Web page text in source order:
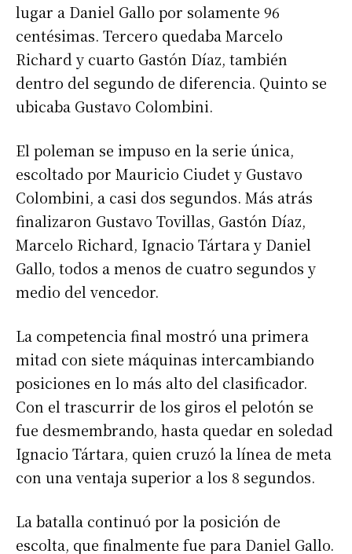
lugar a Daniel Gallo por solamente 96
centésimas. Tercero quedaba Marcelo
Richard y cuarto Gastón Díaz, también
dentro del segundo de diferencia. Quinto se
ubicaba Gustavo Colombini.
El poleman se impuso en la serie única,
escoltado por Mauricio Ciudet y Gustavo
Colombini, a casi dos segundos. Más atrás
finalizaron Gustavo Tovillas, Gastón Díaz,
Marcelo Richard, Ignacio Tártara y Daniel
Gallo, todos a menos de cuatro segundos y
medio del vencedor.
La competencia final mostró una primera
mitad con siete máquinas intercambiando
posiciones en lo más alto del clasificador.
Con el trascurrir de los giros el pelotón se
fue desmembrando, hasta quedar en soledad
Ignacio Tártara, quien cruzó la línea de meta
con una ventaja superior a los 8 segundos.
La batalla continuó por la posición de
escolta, que finalmente fue para Daniel Gallo.